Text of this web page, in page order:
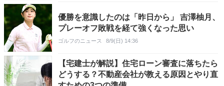
優勝を意識したのは「昨日から」 吉澤柚月、
プレーオフ敗戦を経て強くなった思い
ゴルフのニュース 8/9(日) 14:36
【宅建士が解説】住宅ローン審査に落ちたら
どうする？不動産会社が教える原因とやり直